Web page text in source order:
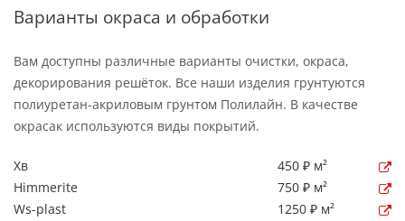
Варианты окраса и обработки
Вам доступны различные варианты очистки, окраса,
декорирования решёток. Все наши изделия грунтуются
полиуретан-акриловым грунтом Полилайн. В качестве
окрасак используются виды покрытий.
Хв
450 ₽ м²
Himmerite
750 ₽ м²
Ws-plast
1250 ₽ м²